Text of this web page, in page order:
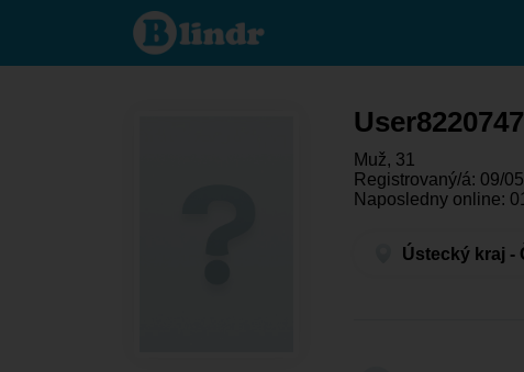
User822074751
- On hľadá
niekoho
Muž, 31
Registrovaný/á: 09/
Naposledny online:
Ústecký kraj -